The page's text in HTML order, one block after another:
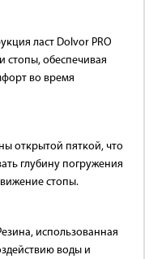
ласт Dolvor PRO
стопы, обеспечивая
во время
открытой пяткой, что
глубину погружения
стопы.
использованная
воды и